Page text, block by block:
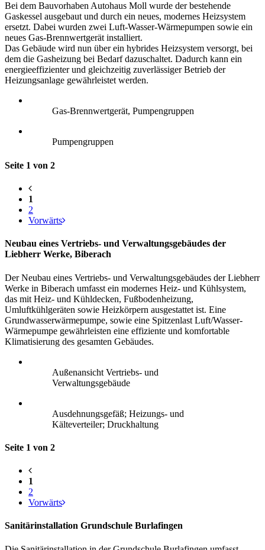
Bei dem Bauvorhaben Autohaus Moll wurde der bestehende
Gaskessel ausgebaut und durch ein neues, modernes Heizsystem
ersetzt. Dabei wurden zwei Luft-Wasser-Wärmepumpen sowie ein
neues Gas-Brennwertgerät installiert.
Das Gebäude wird nun über ein hybrides Heizsystem versorgt, bei
dem die Gasheizung bei Bedarf dazuschaltet. Dadurch kann ein
energieeffizienter und gleichzeitig zuverlässiger Betrieb der
Heizungsanlage gewährleistet werden.
Gas-Brennwertgerät, Pumpengruppen
Pumpengruppen
Seite 1 von 2
1
2
Vorwärts
Neubau eines Vertriebs- und Verwaltungsgebäudes der
Liebherr Werke, Biberach
Der Neubau eines Vertriebs- und Verwaltungsgebäudes der Liebherr
Werke in Biberach umfasst ein modernes Heiz- und Kühlsystem,
das mit Heiz- und Kühldecken, Fußbodenheizung,
Umluftkühlgeräten sowie Heizkörpern ausgestattet ist. Eine
Grundwasserwärmepumpe, sowie eine Spitzenlast Luft/Wasser-
Wärmepumpe gewährleisten eine effiziente und komfortable
Klimatisierung des gesamten Gebäudes.
Außenansicht Vertriebs- und
Verwaltungsgebäude
Ausdehnungsgefäß; Heizungs- und
Kälteverteiler; Druckhaltung
Seite 1 von 2
1
2
Vorwärts
Sanitärinstallation Grundschule Burlafingen